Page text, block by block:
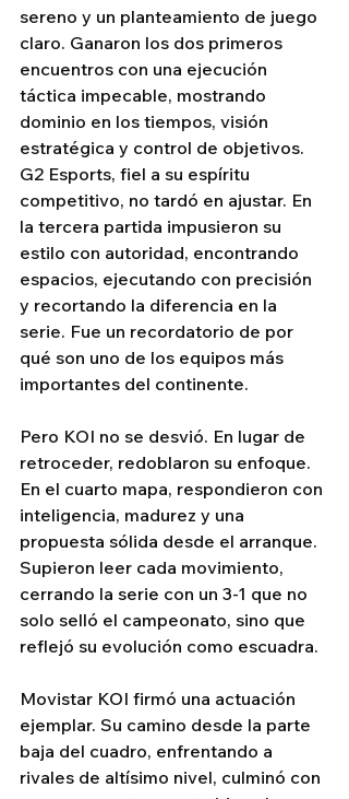
sereno y un planteamiento de juego
claro. Ganaron los dos primeros
encuentros con una ejecución
táctica impecable, mostrando
dominio en los tiempos, visión
estratégica y control de objetivos.
G2 Esports, fiel a su espíritu
competitivo, no tardó en ajustar. En
la tercera partida impusieron su
estilo con autoridad, encontrando
espacios, ejecutando con precisión
y recortando la diferencia en la
serie. Fue un recordatorio de por
qué son uno de los equipos más
importantes del continente.
Pero KOI no se desvió. En lugar de
retroceder, redoblaron su enfoque.
En el cuarto mapa, respondieron con
inteligencia, madurez y una
propuesta sólida desde el arranque.
Supieron leer cada movimiento,
cerrando la serie con un 3-1 que no
solo selló el campeonato, sino que
reflejó su evolución como escuadra.
Movistar KOI firmó una actuación
ejemplar. Su camino desde la parte
baja del cuadro, enfrentando a
rivales de altísimo nivel, culminó con